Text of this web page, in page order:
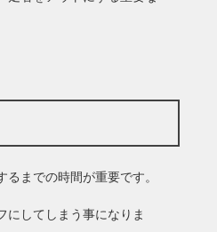
までの時間が重要です。
にしてしまう事になりま